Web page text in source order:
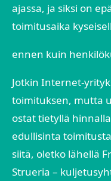
ajassa, ja siksi on
toimitusaika
ennen kuin
Jotkin Internet-
toimituksen, mutta
ostat tietyllä
edullisinta
siitä, oletko lähellä
Strueria –